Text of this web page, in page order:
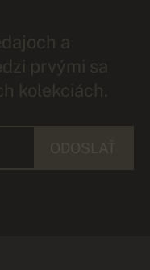
a
prvými sa
kolekciách.